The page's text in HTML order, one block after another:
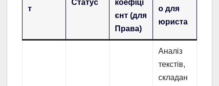
т
Статус
коефіці
єнт (для
Права)
о для
юриста
Аналіз
текстів,
складан